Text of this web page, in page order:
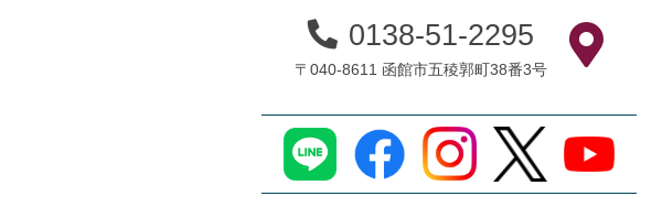
0138-51-2295
〒040-8611 函館市五稜郭町38番3号